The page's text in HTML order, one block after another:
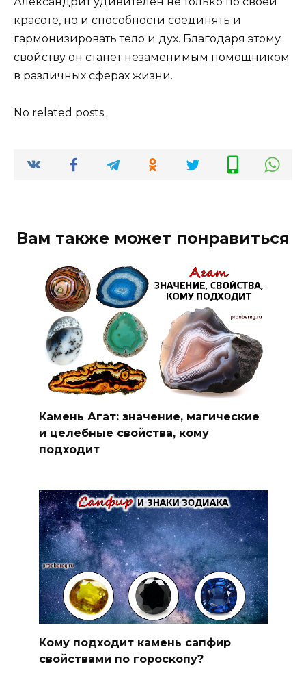
красоте, но и способности соединять и
гармонизировать тело и дух. Благодаря этому
свойству он станет незаменимым помощником
в различных сферах жизни.
No related posts.
Вам также может понравиться
Камень Агат: значение, магические
и целебные свойства, кому
подходит
Кому подходит камень сапфир
свойствами по гороскопу?